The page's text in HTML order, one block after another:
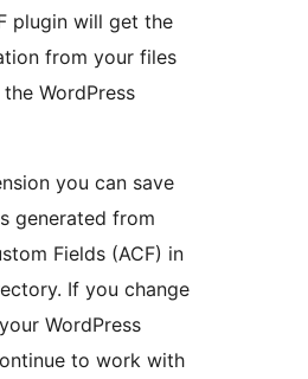
plugin will get the
from your files
WordPress
you can save
generated from
Fields (ACF) in
If you change
WordPress
to work with